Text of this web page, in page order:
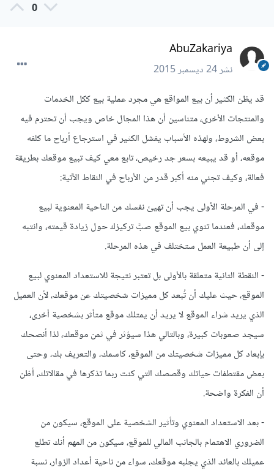
0
AbuZakariya
نشر24 ديسمبر 2015
قد يظن الكثير أن بيع المواقع هي مجرد عملية بيع ككل الخدمات
والمنتجات الأخرى، متناسين أن هذا المجال خاص ويجب أن تحترم فيه
بعض الشروط، ولهذه الأسباب يفشل الكثير في استرجاع أرباح ما كلفه
موقعه، أو قد يبيعه بسعر جد رخيص، تابع معي كيف تبيع موقعك بطريقة
فعالة، وكيف تجني منه أكبر قدر من الأرباح في النقاط الآتية:
- في المرحلة الأولى يجب أن تهيئ نفسك من الناحية المعنوية لبيع
موقعك، فعندما تنوي بيع الموقع صبَّ تركيزك حول زيادة قيمته، وانتبه
إلى أن طبيعة العمل ستختلف في هذه المرحلة.
- النقطة الثانية متعلقة بالأولى بل تعتبر نتيجة للاستعداد المعنوي لبيع
الموقع، حيث عليك أن تُبعد كل مميزات شخصيتك عن موقعك، لأن العميل
الذي يريد شراء الموقع لا يريد أن يمتلك موقع متأثر بشخصية أخرى،
سيجد صعوبات كبيرة، وبالتالي هذا سيؤثر في ثمن موقعك، لذا أنصحك
بإبعاد كل مميزات شخصيتك من الموقع، كاسمك، والتعريف بك، وحتى
بعض مقتطفات حياتك وقصصك التي كنت ربما تذكرها في مقالاتك، أظن
أن الفكرة واضحة.
- بعد الاستعداد المعنوي وتأثير الشخصية على الموقع، سيكون من
الضروري الاهتمام بالجانب المالي للموقع، سيكون من المهم أنك تطلع
عميلك بالعائد الذي يجلبه موقعك، سواء من ناحية أعداد الزوار، نسبة